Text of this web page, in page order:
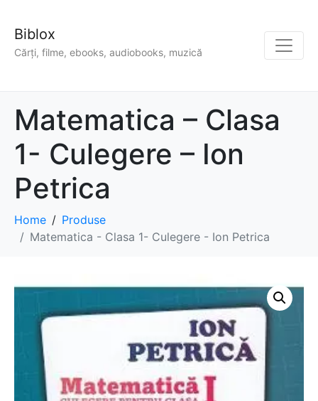
Biblox
Cărți, filme, ebooks, audiobooks, muzică
Matematica – Clasa
1- Culegere – Ion
Petrica
Home
Produse
Matematica - Clasa 1- Culegere - Ion Petrica